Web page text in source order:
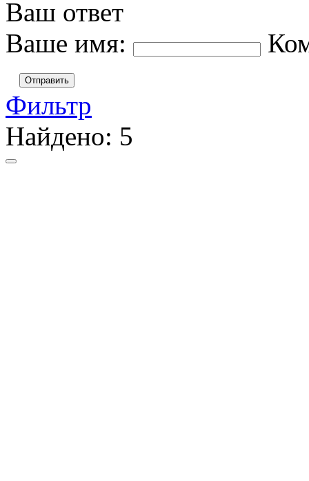
Ваш ответ
Ваше имя:
Отправить
Фильтр
Найдено: 5